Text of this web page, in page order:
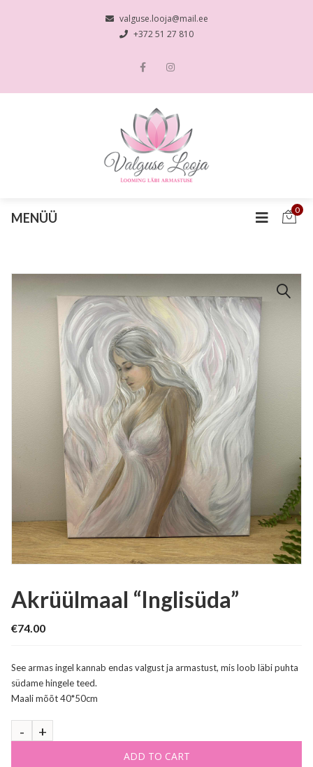
valguse.looja@mail.ee
+372 51 27 810
MENÜÜ
0
Akrüülmaal “Inglisüda”
€74.00
See armas ingel kannab endas valgust ja armastust, mis loob läbi puhta
südame hingele teed.
Maali mõõt 40*50cm
ADD TO CART